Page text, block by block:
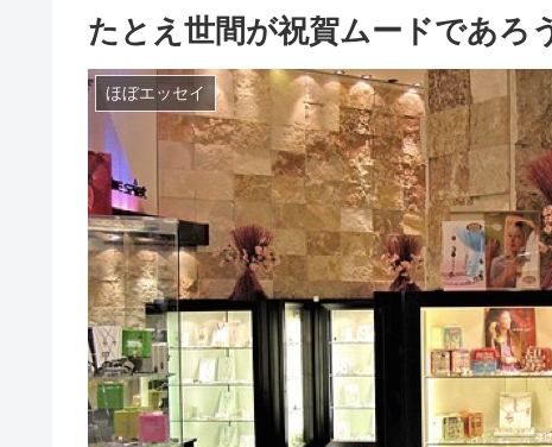
たとえ世間が祝賀ムードであろ
ほぼエッセイ